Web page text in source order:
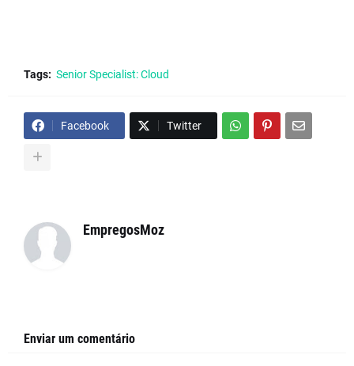
Tags: Senior Specialist: Cloud
Facebook Twitter
EmpregosMoz
Enviar um comentário